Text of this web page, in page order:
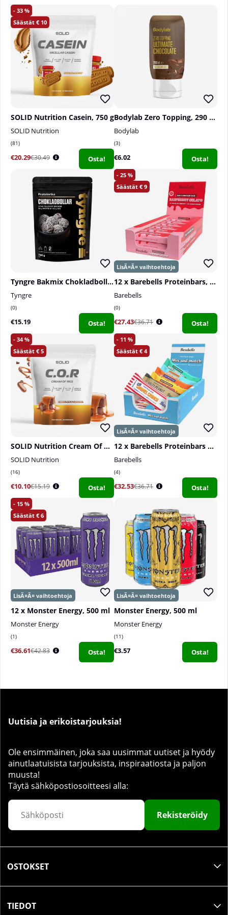
33
10
SOLID Nutrition Casein, 750 g
SOLID Nutrition
81
€20.29€30.49 Osta!
Bodylab Zero Topping, 290 ml
Bodylab
3
€6.02 Osta!
Tyngre Bakmix Chokladbollar, 750 g
Tyngre
0
€15.19 Osta!
25
9
12 x Barebells Proteinbars, 55 g
Barebells
0
€27.43€36.71 Osta!
34
5
SOLID Nutrition Cream Of Rice, 1 kg
SOLID Nutrition
16
€10.10€15.19 Osta!
11
4
12 x Barebells Proteinbars Mix, 45-55 g
Barebells
4
€32.53€36.71 Osta!
15
6
12 x Monster Energy, 500 ml
Monster Energy
1
€36.61€42.83 Osta!
Monster Energy, 500 ml
Monster Energy
11
€3.57 Osta!
Uutisia ja erikoistarjouksia!
Ole ensimmäinen, joka saa uusimmat uutiset ja hyödy
ainutlaatuisista tarjouksista, inspiraatiosta ja paljon
muusta!
Täytä sähköpostiosoitteesi alla:
Rekisteröidy
OSTOKSET
TIEDOT